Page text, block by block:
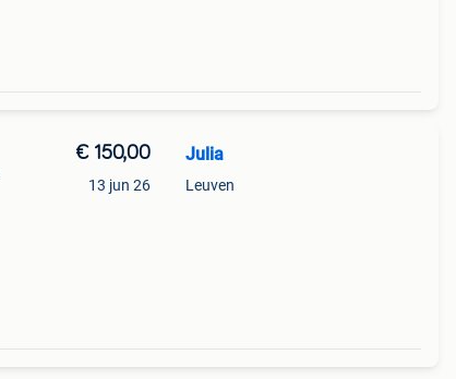
€ 150,00
13 jun 26
Julia
Leuven